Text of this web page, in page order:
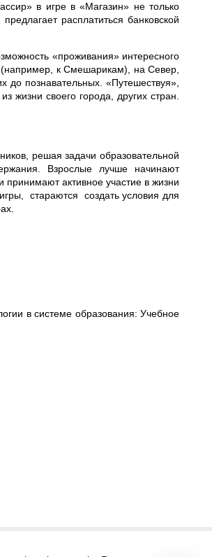
в игре в «Магазин» не только
расплатиться банковской
«проживания» интересного
к Смешарикам), на Север,
до познавательных. «Путешествуя»,
жизни своего города, других стран.
решая задачи образовательной
Взрослые лучше начинают
активное участие в жизни
стараются создать условия для
в системе образования: Учебное